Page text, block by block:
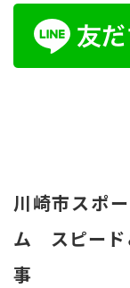
川崎市スポ
ム スピード
事